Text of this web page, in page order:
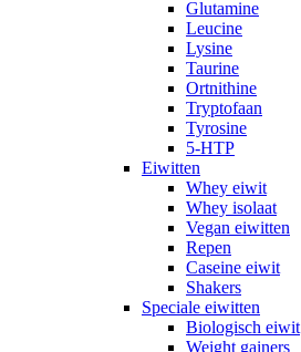
Glutamine
Leucine
Lysine
Taurine
Ortnithine
Tryptofaan
Tyrosine
5-HTP
Eiwitten
Whey eiwit
Whey isolaat
Vegan eiwitten
Repen
Caseine eiwit
Shakers
Speciale eiwitten
Biologisch eiwit
Weight gainers